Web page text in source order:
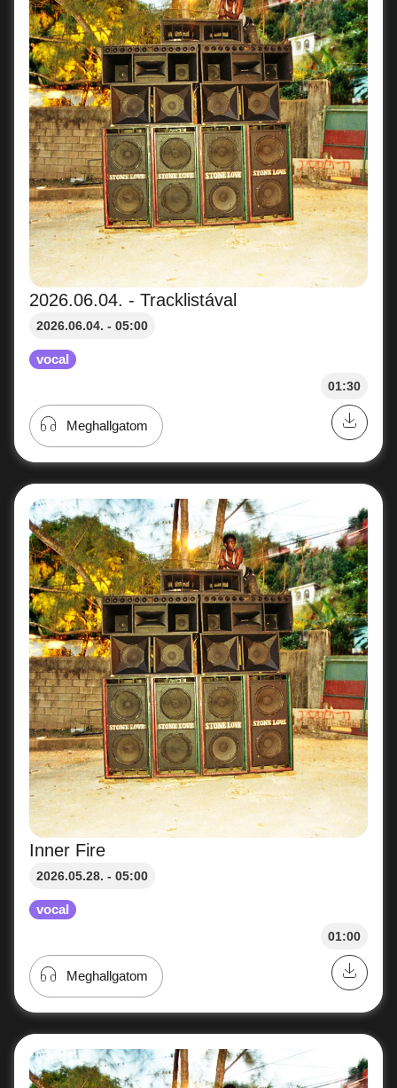
2026.06.04. - Tracklistával
2026.06.04. - 05:00
vocal
01:30
Meghallgatom
Inner Fire
2026.05.28. - 05:00
vocal
01:00
Meghallgatom